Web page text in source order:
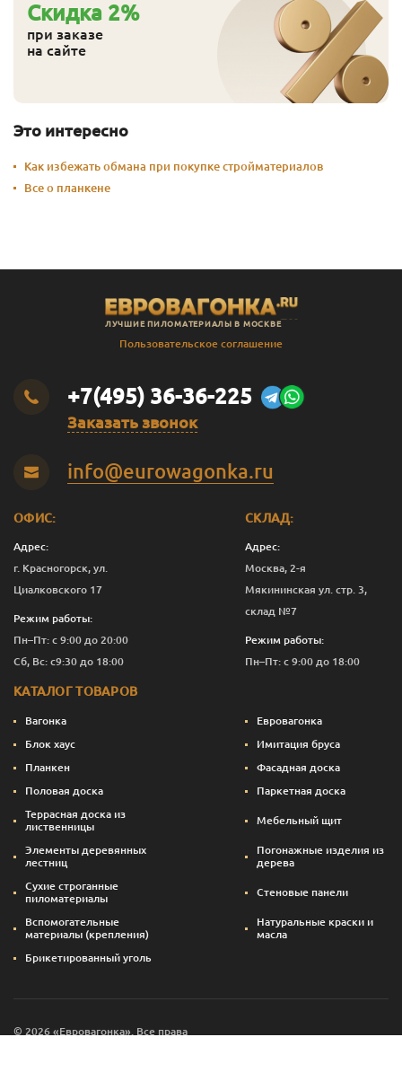
Cкидка 2%
при заказе
на сайте
Это интересно
Как избежать обмана при покупке стройматериалов
Все о планкене
ЛУЧШИЕ ПИЛОМАТЕРИАЛЫ В МОСКВЕ
Пользовательское соглашение
+7(495) 36-36-225
Заказать звонок
info@eurowagonka.ru
ОФИС:
Адрес:
г. Красногорск, ул.
Циалковского 17
Режим работы:
Пн–Пт: с 9:00 до 20:00
Сб, Вс: с9:30 до 18:00
СКЛАД:
Адрес:
Москва, 2-я
Мякининская ул. стр. 3,
склад №7
Режим работы:
Пн–Пт: с 9:00 до 18:00
КАТАЛОГ ТОВАРОВ
Вагонка
Евровагонка
Блок хаус
Имитация бруса
Планкен
Фасадная доска
Половая доска
Паркетная доска
Террасная доска из
лиственницы
Мебельный щит
Элементы деревянных
лестниц
Погонажные изделия из
дерева
Сухие строганные
пиломатериалы
Стеновые панели
Вспомогательные
материалы (крепления)
Натуральные краски и
масла
Брикетированный уголь
© 2026 «Евровагонка». Все права